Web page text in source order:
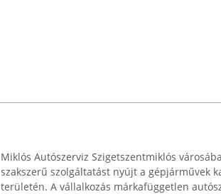
Miklós Autószerviz Szigetszentmiklós
szakszerű szolgáltatást nyújt a gépjárművek
területén. A vállalkozás márkafüggetlen